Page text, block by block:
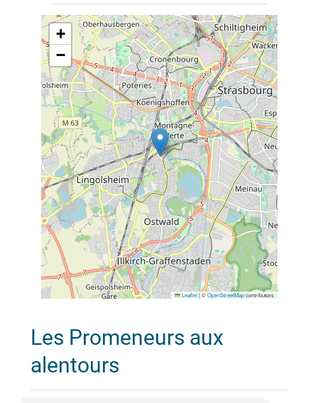
+
−
Leaflet |©OpenStreetMapcontributors
Les Promeneurs aux
alentours